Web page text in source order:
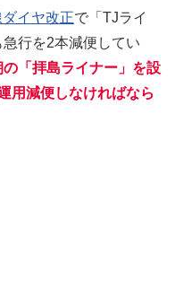
イヤ改正で「TJライ
行を2本減便してい
の「拝島ライナー」を設
用減便しなければなら